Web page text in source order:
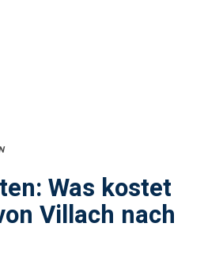
Was kostet
Villach nach